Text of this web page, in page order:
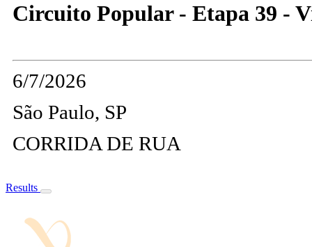
Circuito Popular - Etapa 39 -
6/7/2026
São Paulo, SP
CORRIDA DE RUA
Results